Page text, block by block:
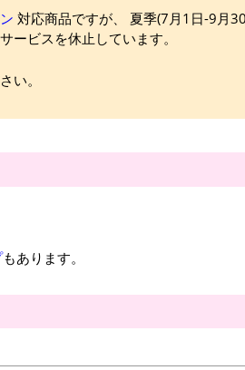
対応商品ですが、 夏季(7月1日-9月30
ービスを休止しています。
い。
もあります。